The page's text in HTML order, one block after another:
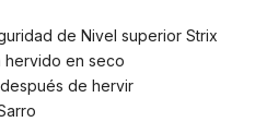
de Nivel superior Strix
hervido en seco
de hervir